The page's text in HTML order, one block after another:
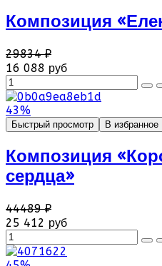
Композиция
29834 ₽
16 088 руб
43%
Быстрый просмотр В избранное
Композиция
сердца»
44489 ₽
25 412 руб